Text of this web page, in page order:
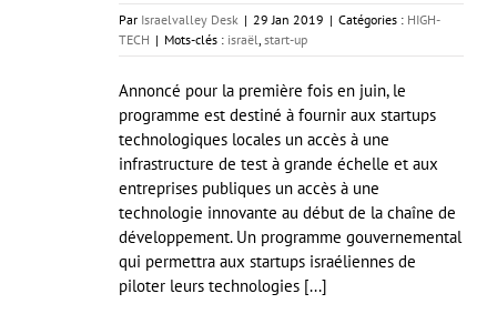
Par Israelvalley Desk | 29 Jan 2019 | Catégories : HIGH-
TECH | Mots-clés : israël start-up
Annoncé pour la première fois en juin, le
programme est destiné à fournir aux startups
technologiques locales un accès à une
infrastructure de test à grande échelle et aux
entreprises publiques un accès à une
technologie innovante au début de la chaîne de
développement. Un programme gouvernemental
qui permettra aux startups israéliennes de
piloter leurs technologies [...]